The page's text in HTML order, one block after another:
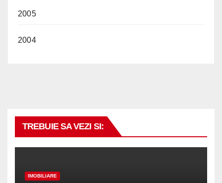
2005
2004
TREBUIE SA VEZI SI:
IMOBILIARE